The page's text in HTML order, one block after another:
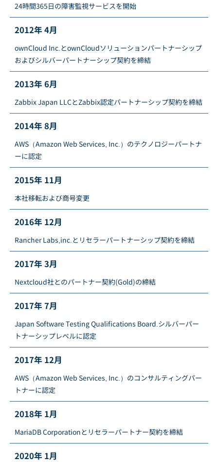
24時間365日の障害監視サービスを開始
2012年 4月
ownCloud Inc.とownCloudソリューションパートナーシップ
およびシルバーパートナーシップ契約を締結
2013年 6月
Zabbix Japan LLCとZabbix認定パートナーシップ契約を締結
2014年 8月
AWS（Amazon Web Services, Inc.）のテクノロジーパートナ
ーに認定
2015年 11月
本社移転および商号変更
2016年 12月
Rancher Labs,inc.とリセラーパートナーシップ契約を締結
2017年 3月
Nextcloud社とのパートナー契約(Gold)の締結
2017年 7月
Japan Software Testing Qualifications Board.シルバーパー
トナーシップレベルに認定
2017年 12月
AWS（Amazon Web Services, Inc.）のコンサルティングパー
トナーに認定
2018年 1月
MariaDB Corporationとリセラーパートナー契約を締結
2020年 1月